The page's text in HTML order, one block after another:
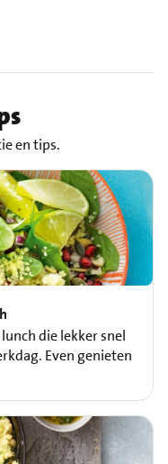
en tips.
die lekker snel
Even genieten